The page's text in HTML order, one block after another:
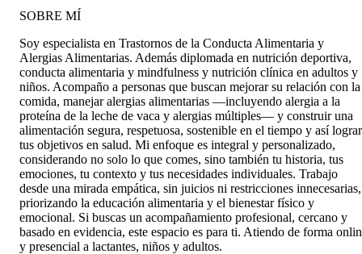
SOBRE MÍ
Soy especialista en Trastornos de la Conducta Alimentaria y
Alergias Alimentarias. Además diplomada en nutrición deportiva,
conducta alimentaria y mindfulness y nutrición clínica en adultos y
niños. Acompaño a personas que buscan mejorar su relación con la
comida, manejar alergias alimentarias —incluyendo alergia a la
proteína de la leche de vaca y alergias múltiples— y construir una
alimentación segura, respetuosa, sostenible en el tiempo y así lograr
tus objetivos en salud. Mi enfoque es integral y personalizado,
considerando no solo lo que comes, sino también tu historia, tus
emociones, tu contexto y tus necesidades individuales. Trabajo
desde una mirada empática, sin juicios ni restricciones innecesarias,
priorizando la educación alimentaria y el bienestar físico y
emocional. Si buscas un acompañamiento profesional, cercano y
basado en evidencia, este espacio es para ti. Atiendo de forma
y presencial a lactantes, niños y adultos.